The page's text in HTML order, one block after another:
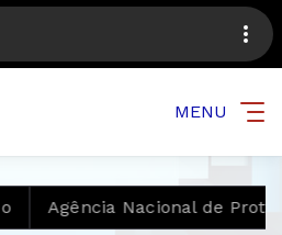
MENU
Agência Nacional de